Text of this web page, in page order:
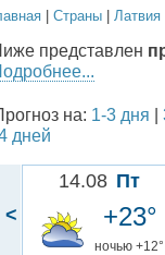
| Cтраны | Латвия
представлен
на: 1-3 дня |
дней
<
14.08 Пт
+23°
ночью +12°